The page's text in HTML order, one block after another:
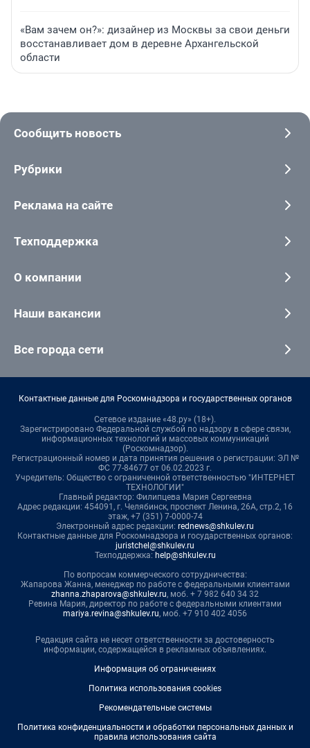
«Вам зачем он?»: дизайнер из Москвы за свои деньги
восстанавливает дом в деревне Архангельской
области
Сообщить новость
Рубрики
Реклама на сайте
Техподдержка
О компании
Наши вакансии
Все города сети
Контактные данные для Роскомнадзора и государственных органов
Сетевое издание «48.ру» (18+).
Зарегистрировано Федеральной службой по надзору в сфере связи,
информационных технологий и массовых коммуникаций
(Роскомнадзор).
Регистрационный номер и дата принятия решения о регистрации: ЭЛ №
ФС 77-84677 от 06.02.2023 г.
Учредитель: Общество с ограниченной ответственностью "ИНТЕРНЕТ
ТЕХНОЛОГИИ"
Главный редактор: Филипцева Мария Сергеевна
Адрес редакции: 454091, г. Челябинск, проспект Ленина, 26А, стр.2, 16
этаж, +7 (351) 7-0000-74
Электронный адрес редакции: rednews@shkulev.ru
Контактные данные для Роскомнадзора и государственных органов:
juristchel@shkulev.ru
Техподдержка: help@shkulev.ru
По вопросам коммерческого сотрудничества:
Жапарова Жанна, менеджер по работе с федеральными клиентами
zhanna.zhaparova@shkulev.ru, моб. + 7 982 640 34 32
Ревина Мария, директор по работе с федеральными клиентами
mariya.revina@shkulev.ru, моб. +7 910 402 4056
Редакция сайта не несет ответственности за достоверность
информации, содержащейся в рекламных объявлениях.
Информация об ограничениях
Политика использования cookies
Рекомендательные системы
Политика конфиденциальности и обработки персональных данных и
правила использования сайта